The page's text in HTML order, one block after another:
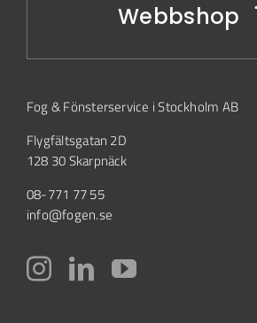
Webbshop
Fog & Fönsterservice i Stockholm AB
Flygfältsgatan 2D
128 30 Skarpnäck
08-771 77 55
info@fogen.se